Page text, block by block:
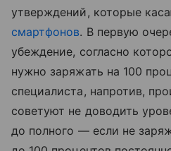
утверждений, которые
смартфонов. В первую
убеждение, согласно
нужно заряжать на 100
специалиста, напротив,
советуют не доводить
до полного — если не